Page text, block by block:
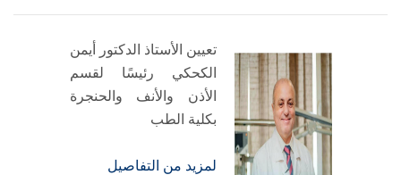
تعيين الأستاذ الدكتور أيمن
الكحكي رئيسًا لقسم
الأذن والأنف والحنجرة
بكلية الطب
لمزيد من التفاصيل